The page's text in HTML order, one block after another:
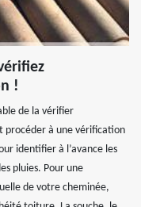
!
de la vérifier
procéder à une vérification
identifier à l’avance les
pluies. Pour une
de votre cheminée,